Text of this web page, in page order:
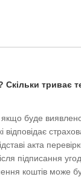
триває
буде
відповідає
акта
підписання
коштів може